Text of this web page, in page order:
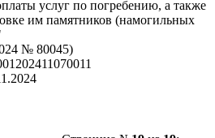
услуг по погребению, а также
им памятников (намогильных
№ 80045)